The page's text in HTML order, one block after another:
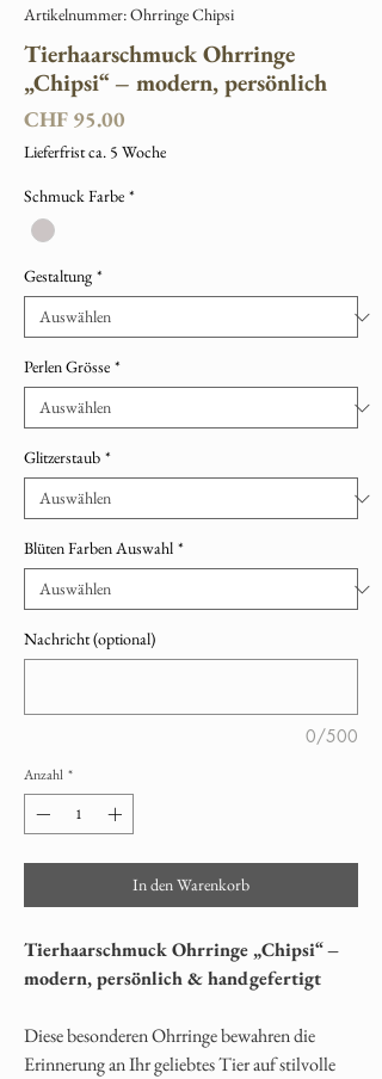
Artikelnummer: Ohrringe Chipsi
Tierhaarschmuck Ohrringe
„Chipsi“ – modern, persönlich
CHF 95.00
Lieferfrist ca. 5 Woche
Schmuck Farbe *
Gestaltung *
Perlen Grösse *
Glitzerstaub *
Blüten Farben Auswahl *
Nachricht (optional)
0/500
Anzahl *
In den Warenkorb
Tierhaarschmuck Ohrringe „Chipsi“ –
modern, persönlich & handgefertigt
Diese besonderen Ohrringe bewahren die
Erinnerung an Ihr geliebtes Tier auf stilvolle